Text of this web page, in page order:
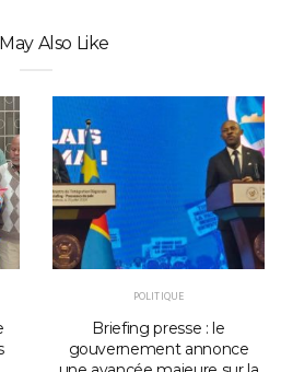
Also Like
POLITIQUE
Briefing presse : le
gouvernement annonce